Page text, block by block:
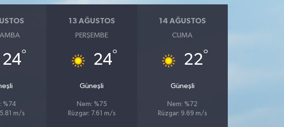
24°
%74
m/s
13 AĞUSTOS
PERŞEMBE
24°
Güneşli
Nem: %75
Rüzgar: 7.61 m/s
14 AĞUSTOS
CUMA
22°
Güneşli
Nem: %72
Rüzgar: 9.69 m/s